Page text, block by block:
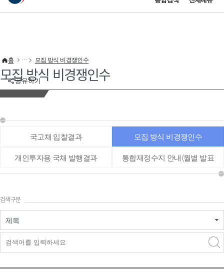
이 누리집은 대한민국 공식 전자정부 누리집입니다.
공유하기
홈 모집 방식 비경쟁인수
모집 방식 비경쟁인수
국고채 입찰결과 모집 방식 비경쟁인수
개인투자용 국채 발행결과 통합재정수지 안내(월별 발표
검색구분
제목